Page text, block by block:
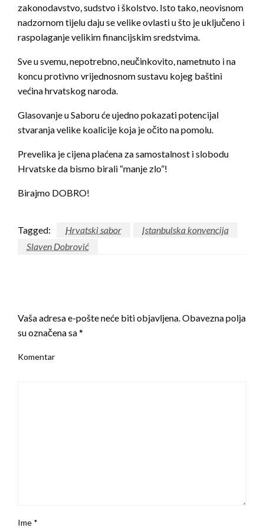
zakonodavstvo, sudstvo i školstvo. Isto tako, neovisnom
nadzornom tijelu daju se velike ovlasti u što je uključeno i
raspolaganje velikim financijskim sredstvima.
Sve u svemu, nepotrebno, neučinkovito, nametnuto i na
koncu protivno vrijednosnom sustavu kojeg baštini
većina hrvatskog naroda.
Glasovanje u Saboru će ujedno pokazati potencijal
stvaranja velike koalicije koja je očito na pomolu.
Prevelika je cijena plaćena za samostalnost i slobodu
Hrvatske da bismo birali “manje zlo”!
Birajmo DOBRO!
Tagged: Hrvatski sabor
Istanbulska konvencija
Slaven Dobrović
Vaša adresa e-pošte neće biti objavljena. Obavezna polja
su označena sa*
Komentar
Ime *